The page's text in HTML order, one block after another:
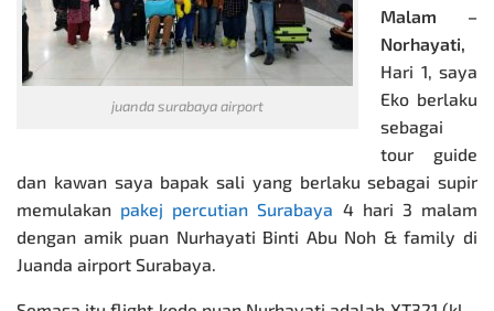
juanda surabaya airport
Malam –
Norhayati,
Hari 1, saya
Eko berlaku
sebagai
tour guide
dan kawan saya bapak sali yang berlaku sebagai supir
memulakan pakej percutian Surabaya 4 hari 3 malam
dengan amik puan Nurhayati Binti Abu Noh & family di
Juanda airport Surabaya.